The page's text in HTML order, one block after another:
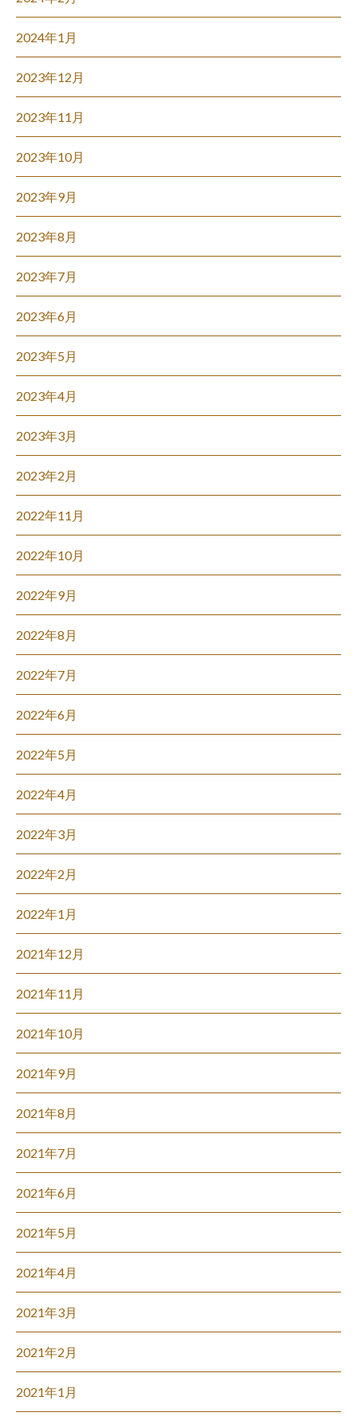
2024年1月
2023年12月
2023年11月
2023年10月
2023年9月
2023年8月
2023年7月
2023年6月
2023年5月
2023年4月
2023年3月
2023年2月
2022年11月
2022年10月
2022年9月
2022年8月
2022年7月
2022年6月
2022年5月
2022年4月
2022年3月
2022年2月
2022年1月
2021年12月
2021年11月
2021年10月
2021年9月
2021年8月
2021年7月
2021年6月
2021年5月
2021年4月
2021年3月
2021年2月
2021年1月